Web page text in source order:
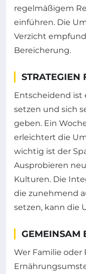
regelmäßigem
einführen. Die
Verzicht
Bereicherung.
STRATEGIEN
Entscheidend ist
setzen und sich
geben. Ein
erleichtert die
wichtig ist der
Ausprobieren
Kulturen. Die
die zunehmend
setzen, kann die
GEMEINSAM
Wer Familie oder